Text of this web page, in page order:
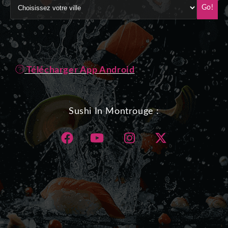
Go!
Télécharger App Android
Sushi In Montrouge :